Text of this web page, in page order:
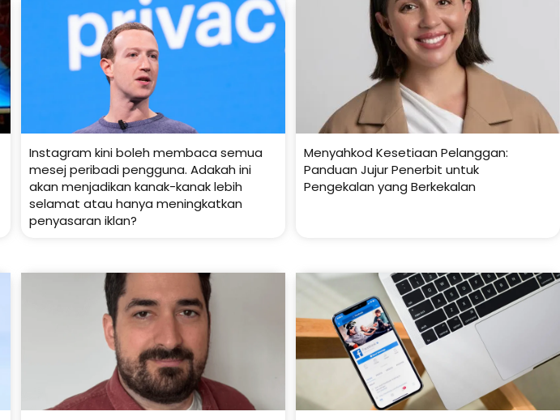
Instagram kini boleh membaca semua
mesej peribadi pengguna. Adakah ini
akan menjadikan kanak-kanak lebih
selamat atau hanya meningkatkan
penyasaran iklan?
Menyahkod Kesetiaan Pelanggan:
Panduan Jujur Penerbit untuk
Pengekalan yang Berkekalan